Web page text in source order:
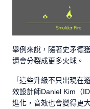
舉例來說，隨著史矛德
還會分裂成更多火球。
「這些升級不只出現在
效設計師Daniel Kim（
進化，音效也會變得更